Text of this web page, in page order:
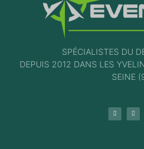
SPÉCIALISTES DU
DEPUIS 2012 DANS LES
SEINE